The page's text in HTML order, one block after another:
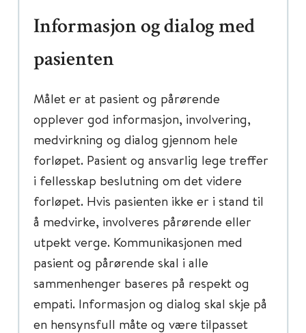
Informasjon og dialog med
pasienten
Målet er at pasient og pårørende
opplever god informasjon, involvering,
medvirkning og dialog gjennom hele
forløpet. Pasient og ansvarlig lege treffer
i fellesskap beslutning om det videre
forløpet. Hvis pasienten ikke er i stand til
å medvirke, involveres pårørende eller
utpekt verge. Kommunikasjonen med
pasient og pårørende skal i alle
sammenhenger baseres på respekt og
empati. Informasjon og dialog skal skje på
en hensynsfull måte og være tilpasset